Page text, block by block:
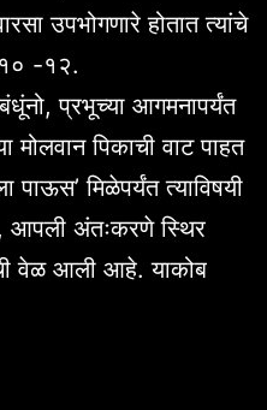
उपभोगणारे होतात त्यांचे
१० -१२.
प्रभूच्या आगमनापर्यंत
मोलवान पिकाची वाट पाहत
पाऊस’ मिळेपर्यंत त्याविषयी
आपली अंतःकरणे स्थिर
वेळ आली आहे. याकोब